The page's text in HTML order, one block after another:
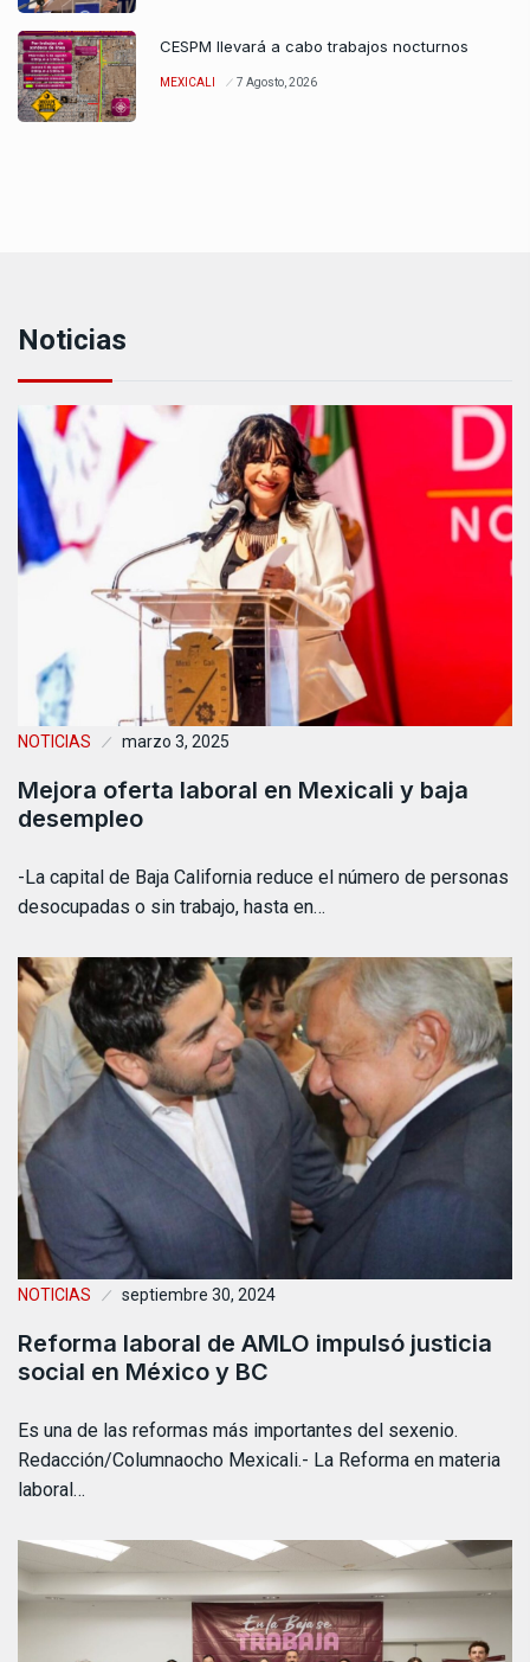
CESPM llevará a cabo trabajos nocturnos
MEXICALI 7 Agosto, 2026
Noticias
NOTICIAS marzo 3, 2025
Mejora oferta laboral en Mexicali y baja
desempleo
-La capital de Baja California reduce el número de personas
desocupadas o sin trabajo, hasta en…
NOTICIAS septiembre 30, 2024
Reforma laboral de AMLO impulsó justicia
social en México y BC
Es una de las reformas más importantes del sexenio.
Redacción/Columnaocho Mexicali.- La Reforma en materia
laboral…